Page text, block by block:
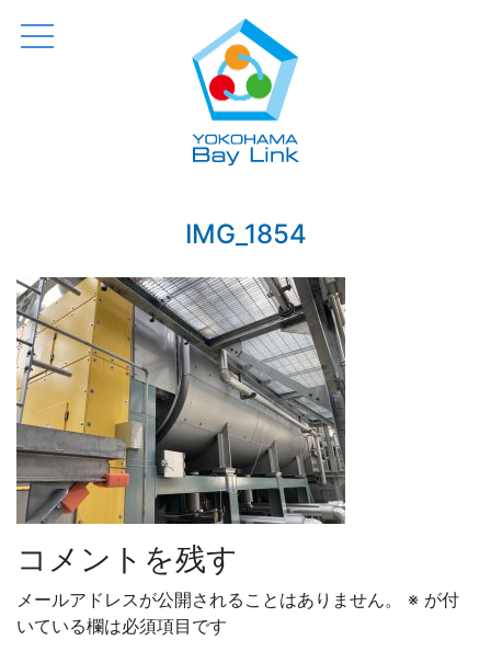
IMG_1854
コメントを残す
メールアドレスが公開されることはありません。 ※ が付
いている欄は必須項目です